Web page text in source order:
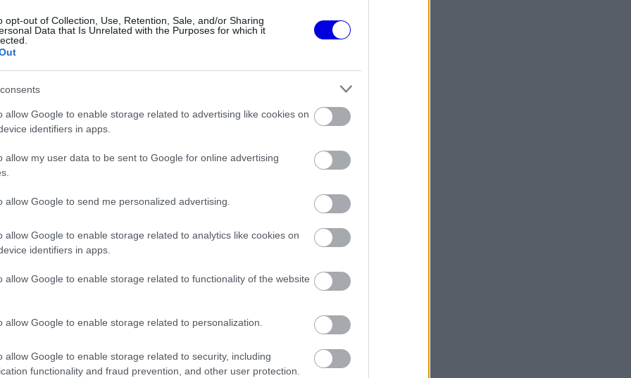
opt-out of Collection, Use, Retention, Sale, and/or Sharing
Data that Is Unrelated with the Purposes for which it
allow Google to enable storage related to advertising like cookies on
identifiers in apps.
allow my user data to be sent to Google for online advertising
allow Google to send me personalized advertising.
allow Google to enable storage related to analytics like cookies on
identifiers in apps.
allow Google to enable storage related to functionality of the website
allow Google to enable storage related to personalization.
allow Google to enable storage related to security, including
functionality and fraud prevention, and other user protection.
a
mégis elvetették
trükkjét
Hiába a hatalmas fejlesztési
ugrás, óriási a baj az Aston
hiányosságok mutatkoznak. Ezek a
a korábbi szezonokban pedig leginkább
rossz döntéseket.
kockázatot jelentett, Norris szerint mégis
akkor nagyon jól jöttünk volna ki ebből a
a másik irányba billent el. Az ilyen dolgokat